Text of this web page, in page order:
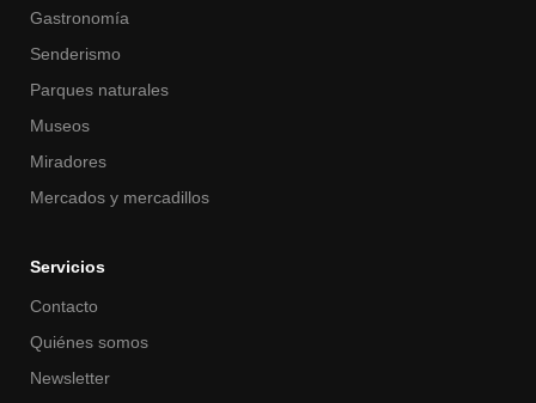
Gastronomía
Senderismo
Parques naturales
Museos
Miradores
Mercados y mercadillos
Servicios
Contacto
Quiénes somos
Newsletter